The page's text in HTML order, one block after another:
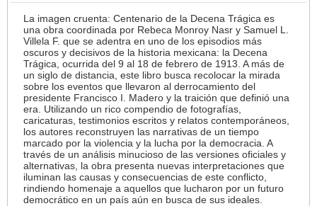
La imagen cruenta: Centenario de la Decena Trágica es
una obra coordinada por Rebeca Monroy Nasr y Samuel L.
Villela F. que se adentra en uno de los episodios más
oscuros y decisivos de la historia mexicana: la Decena
Trágica, ocurrida del 9 al 18 de febrero de 1913. A más de
un siglo de distancia, este libro busca recolocar la mirada
sobre los eventos que llevaron al derrocamiento del
presidente Francisco I. Madero y la traición que definió una
era. Utilizando un rico compendio de fotografías,
caricaturas, testimonios escritos y relatos contemporáneos,
los autores reconstruyen las narrativas de un tiempo
marcado por la violencia y la lucha por la democracia. A
través de un análisis minucioso de las versiones oficiales y
alternativas, la obra presenta nuevas interpretaciones que
iluminan las causas y consecuencias de este conflicto,
rindiendo homenaje a aquellos que lucharon por un futuro
democrático en un país aún en busca de sus ideales.